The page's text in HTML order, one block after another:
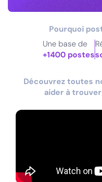
Pourquoi
Une base de
+1400 postes
Découvrez toutes
aider à